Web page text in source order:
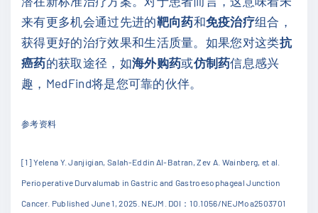
来有更多机会通过先进的靶向药和免疫治疗组合，
获得更好的治疗效果和生活质量。如果您对这类抗
癌药的获取途径，如海外购药或仿制药信息感兴
趣，MedFind将是您可靠的伙伴。
参考资料
[1] Yelena Y. Janjigian, Salah-Eddin Al-Batran, Zev A. Wainberg, et al.
Perioperative Durvalumab in Gastric and Gastroesophageal Junction
Cancer. Published June 1, 2025. NEJM. DOI ：10.1056/NEJMoa2503701